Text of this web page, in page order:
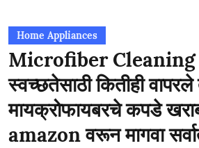
Home Appliances
Microfiber Cleaning
स्वच्छतेसाठी कितीही वापरले
मायक्रोफायबरचे कपडे खराब
amazon वरून मागवा